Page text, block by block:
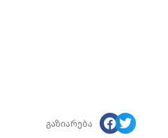
გაზიარება